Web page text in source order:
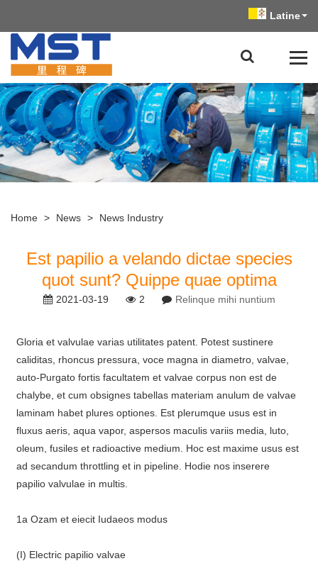
Latine
Home > News > News Industry
Est papilio a velando dictae species
quot sunt? Quippe quae optima
2021-03-19 2 Relinque mihi nuntium
Gloria et valvulae varias utilitates patent. Potest sustinere
caliditas, rhoncus pressura, voce magna in diametro, valvae,
auto-Purgato fortis facultatem et valvae corpus non est de
chalybe, et cum obsignes tabellas materiam anulum de valvae
laminam habet plures optiones. Est plerumque usus est in
fluxus aeris, aqua vapor, aspersos maculis variis media, luto,
oleum, fusiles et radioactive medium. Hoc est maxime usus est
ad secandum throttling et in pipeline. Hodie nos inserere
papilio valvulae in multis.
1a Ozam et eiecit Iudaeos modus
(I) Electric papilio valvae